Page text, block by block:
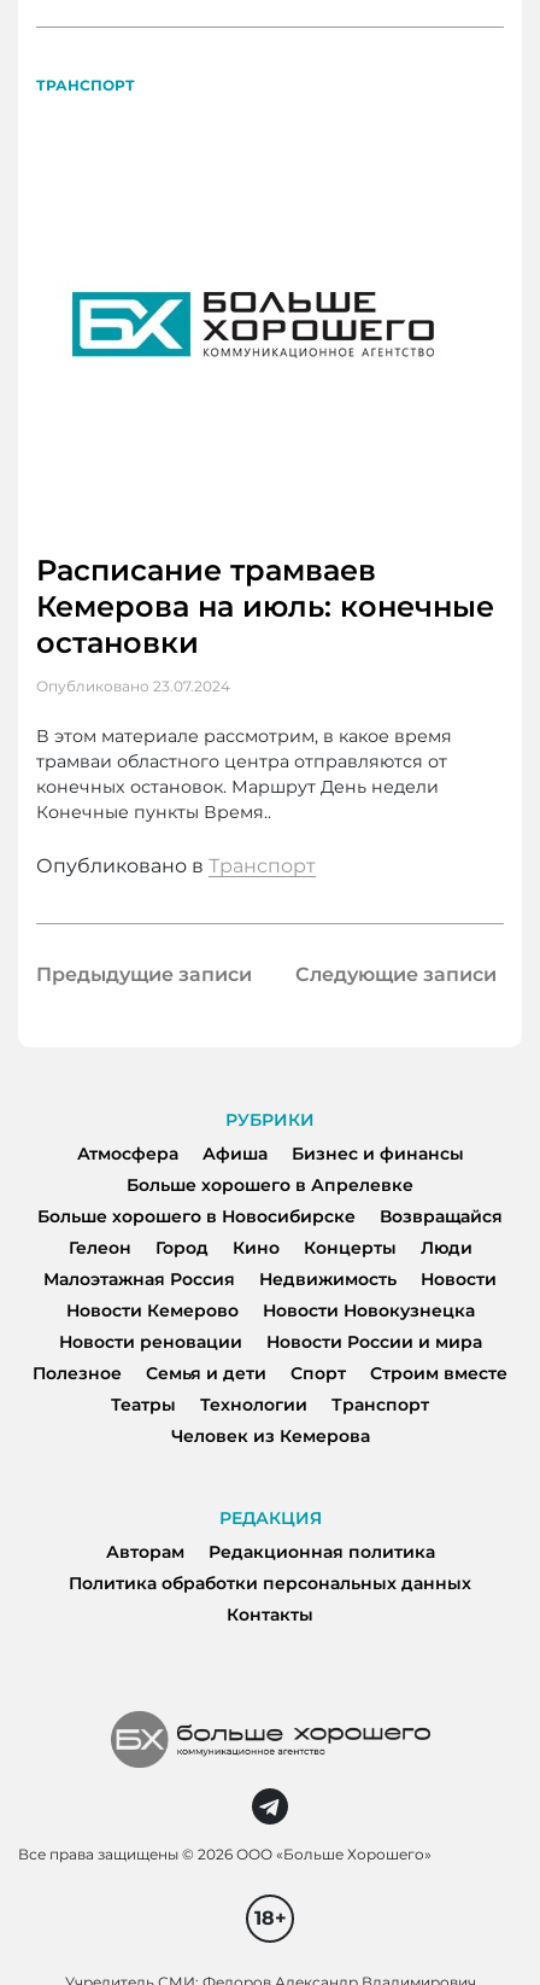
ТРАНСПОРТ
Расписание трамваев
Кемерова на июль: конечные
остановки
Опубликовано 23.07.2024
В этом материале рассмотрим, в какое время
трамваи областного центра отправляются от
конечных остановок. Маршрут День недели
Конечные пункты Время..
Опубликовано в Транспорт
Навигация
Предыдущие записи Следующие записи
РУБРИКИ
Атмосфера
Афиша
Бизнес и финансы
Больше хорошего в Апрелевке
Больше хорошего в Новосибирске
Возвращайся
Гелеон
Город Кино Концерты
Люди
Малоэтажная Россия
Недвижимость
Новости
Новости Кемерово
Новости Новокузнецка
Новости реновации
Новости России и мира
Полезное
Семья и дети Спорт
Строим вместе
Театры
Технологии
Транспорт
Человек из Кемерова
РЕДАКЦИЯ
Авторам
Редакционная политика
Политика обработки персональных данных
Контакты
Все права защищены © 2026 ООО «Больше Хорошего»
18+